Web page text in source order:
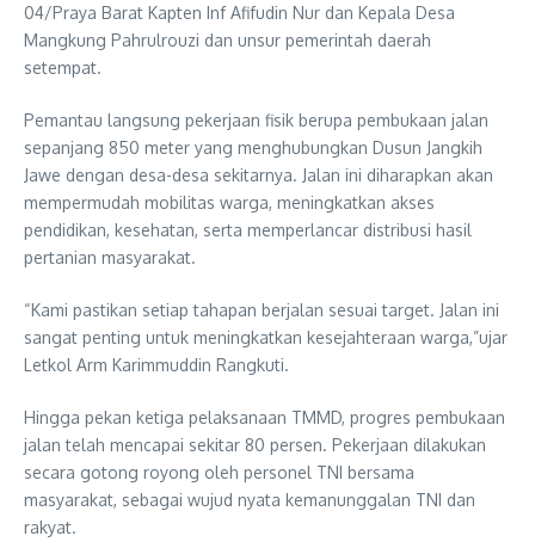
04/Praya Barat Kapten Inf Afifudin Nur dan Kepala Desa
Mangkung Pahrulrouzi dan unsur pemerintah daerah
setempat.
Pemantau langsung pekerjaan fisik berupa pembukaan jalan
sepanjang 850 meter yang menghubungkan Dusun Jangkih
Jawe dengan desa-desa sekitarnya. Jalan ini diharapkan akan
mempermudah mobilitas warga, meningkatkan akses
pendidikan, kesehatan, serta memperlancar distribusi hasil
pertanian masyarakat.
“Kami pastikan setiap tahapan berjalan sesuai target. Jalan ini
sangat penting untuk meningkatkan kesejahteraan warga,”ujar
Letkol Arm Karimmuddin Rangkuti.
Hingga pekan ketiga pelaksanaan TMMD, progres pembukaan
jalan telah mencapai sekitar 80 persen. Pekerjaan dilakukan
secara gotong royong oleh personel TNI bersama
masyarakat, sebagai wujud nyata kemanunggalan TNI dan
rakyat.